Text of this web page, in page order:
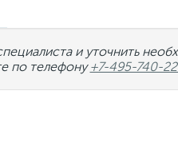
и уточнить
по телефону+7-495-740-